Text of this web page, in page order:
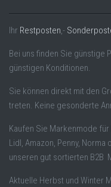
Ihr Restposten,-
Bei uns finden Sie günstige
günstigen Konditionen.
Sie können direkt mit den
treten. Keine gesonderte
Kaufen Sie Markenmode
Lidl, Amazon, Penny,
unseren gut sortierten B2B
Aktuelle Herbst und Winter